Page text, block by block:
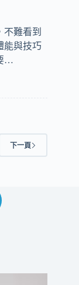
難看到
能與技巧
…
下一頁